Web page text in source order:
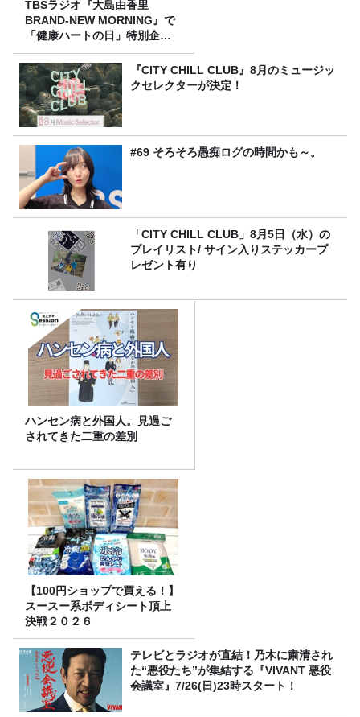
TBSラジオ『大島由香里
BRAND-NEW MORNING』で
「健康ハートの日」特別企画
を8/10（月）に放送
『CITY CHILL CLUB』8月のミュージッ
クセレクターが決定！
#69 そろそろ愚痴ログの時間かも～。
「CITY CHILL CLUB」8月5日（水）の
プレイリスト/ サイン入りステッカープ
レゼント有り
ハンセン病と外国人。見過ご
されてきた二重の差別
【100円ショップで買える！】
スースー系ボディシート頂上
決戦２０２６
テレビとラジオが直結！乃木に粛清され
た“悪役たち”が集結する『VIVANT 悪役
会議室』7/26(日)23時スタート！